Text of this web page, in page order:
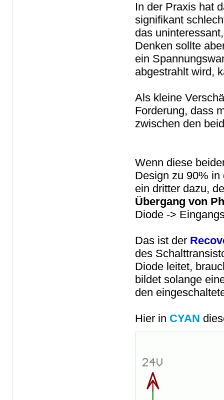
In der Praxis hat
signifikant
das
Denken sollte
ein
abgestrahlt wird,
Als kleine
Forderung, dass
zwischen den
Wenn diese
Design zu 90% in
ein dritter dazu,
Übergang von
Diode ->
Das ist der
des
Diode leitet,
bildet solange
den
Hier in CYAN